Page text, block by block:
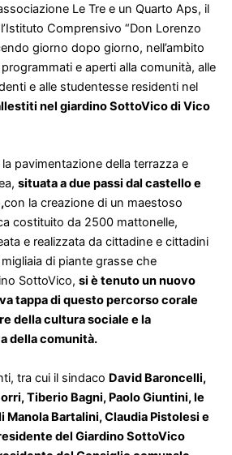
Le Tre e un Quarto Aps, il
Comprensivo “Don Lorenzo
giorno dopo giorno, nell’ambito
e aperti alla comunità, alle
e alle studentesse residenti nel
nel giardino SottoVico di Vico
pavimentazione della terrazza e
situata a due passi dal castello e
con la creazione di un maestoso
costituito da 2500 mattonelle,
e realizzata da cittadine e cittadini
di piante grasse che
SottoVico, si è tenuto un nuovo
tappa di questo percorso corale
della cultura sociale e la
della comunità.
tra cui il sindaco David Baroncelli,
Tiberio Bagni, Paolo Giuntini, le
Bartalini, Claudia Pistolesi e
del Giardino SottoVico